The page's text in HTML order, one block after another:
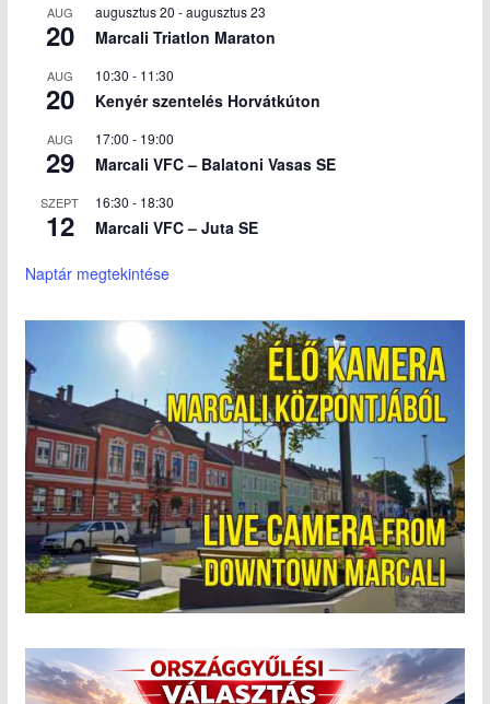
AUG
20
augusztus 20 -augusztus 23
Marcali Triatlon Maraton
AUG
20
10:30 - 11:30
Kenyér szentelés Horvátkúton
AUG
29
17:00 - 19:00
Marcali VFC – Balatoni Vasas SE
SZEPT
12
16:30 - 18:30
Marcali VFC – Juta SE
Naptár megtekintése